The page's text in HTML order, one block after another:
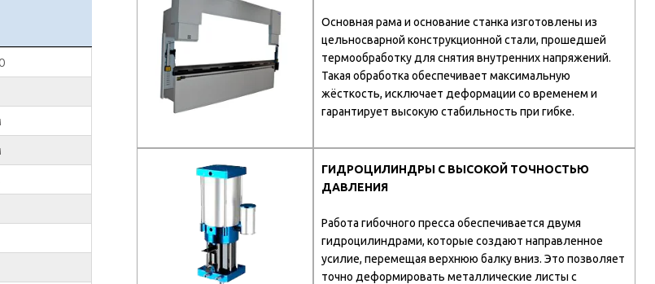
Основная рама и основание станка изготовлены из
цельносварной конструкционной стали, прошедшей
термообработку для снятия внутренних напряжений.
Такая обработка обеспечивает максимальную
жёсткость, исключает деформации со временем и
гарантирует высокую стабильность при гибке.
ГИДРОЦИЛИНДРЫ С ВЫСОКОЙ ТОЧНОСТЬЮ
ДАВЛЕНИЯ
Работа гибочного пресса обеспечивается двумя
гидроцилиндрами, которые создают направленное
усилие, перемещая верхнюю балку вниз. Это позволяет
точно деформировать металлические листы с